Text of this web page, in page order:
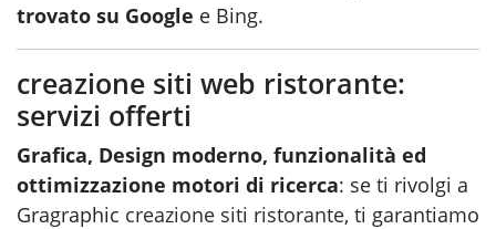
trovato su Google e Bing.
creazione siti web ristorante:
servizi offerti
Grafica, Design moderno, funzionalità ed
ottimizzazione motori di ricerca: se ti rivolgi a
Gragraphic creazione siti ristorante, ti garantiamo